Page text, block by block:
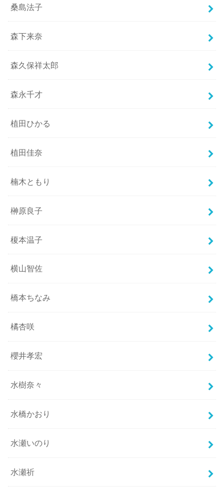
桑島法子
森下来奈
森久保祥太郎
森永千才
植田ひかる
植田佳奈
楠木ともり
榊原良子
榎本温子
横山智佐
橋本ちなみ
橘杏咲
櫻井孝宏
水樹奈々
水橋かおり
水瀬いのり
水瀬祈